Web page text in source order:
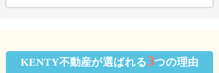
KENTY不動産が選ばれる3つの理由